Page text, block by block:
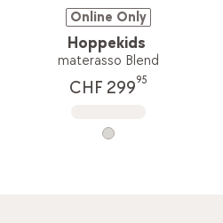
Online Only
Hoppekids
materasso Blend
CHF 29995